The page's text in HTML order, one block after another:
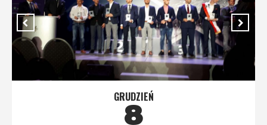
GRUDZIEŃ
8